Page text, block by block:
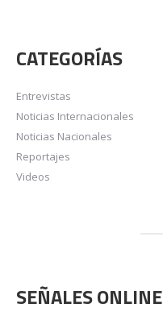
CATEGORÍAS
Entrevistas
Noticias Internacionales
Noticias Nacionales
Reportajes
Videos
SEÑALES ONLINE